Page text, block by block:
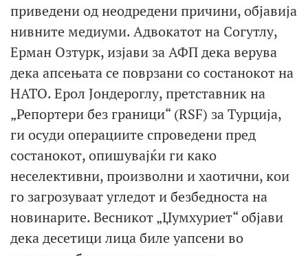
приведени од неодредени причини, објавија
нивните медиуми. Адвокатот на Согутлу,
Ерман Озтурк, изјави за АФП дека верува
дека апсењата се поврзани со состанокот на
НАТО. Ерол Јондероглу, претставник на
„Репортери без граници“ (RSF) за Турција,
ги осуди операциите спроведени пред
состанокот, опишувајќи ги како
неселективни, произволни и хаотични, кои
го загрозуваат угледот и безбедноста на
новинарите. Весникот „Џумхуриет“ објави
дека десетици лица биле уапсени во